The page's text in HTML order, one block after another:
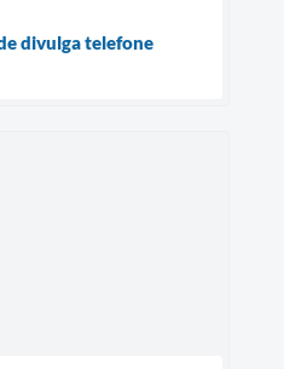
divulga telefone